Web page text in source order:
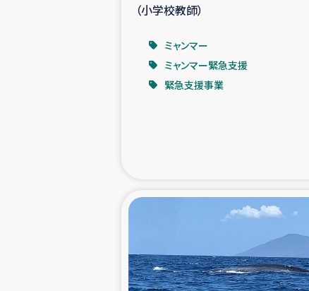
国内避難民への
タイ国境ミャ
海外ルー
石巻市街
仮設住宅生
（小学校教師）
ミャンマー
ミャンマー緊急支援
緊急支援事業